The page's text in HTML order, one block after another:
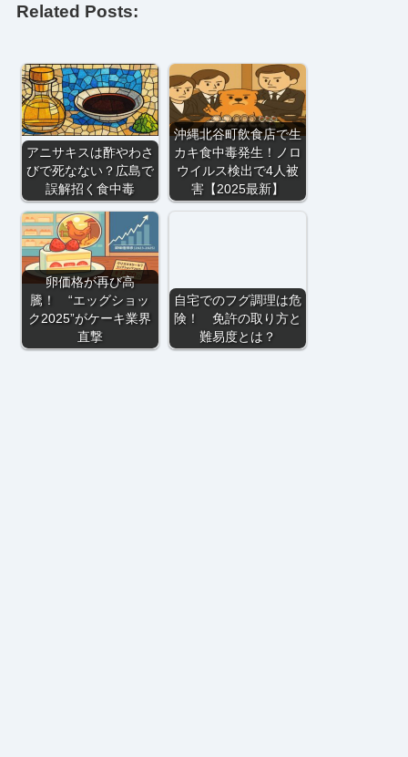
Related Posts:
アニサキスは酢やわさ
びで死なない？広島で
誤解招く食中毒
沖縄北谷町飲食店で生
カキ食中毒発生！ノロ
ウイルス検出で4人被
害【2025最新】
卵価格が再び高
騰！ “エッグショッ
ク2025”がケーキ業界
直撃
自宅でのフグ調理は危
険！ 免許の取り方と
難易度とは？